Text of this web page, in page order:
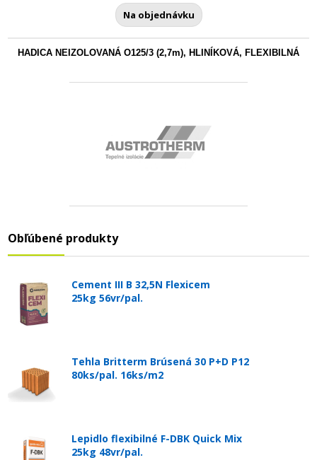
Na objednávku
HADICA NEIZOLOVANÁ O125/3 (2,7m), HLINÍKOVÁ, FLEXIBILNÁ
Obľúbené produkty
Cement III B 32,5N Flexicem
25kg 56vr/pal.
Tehla Britterm Brúsená 30 P+D P12
80ks/pal. 16ks/m2
Lepidlo flexibilné F-DBK Quick Mix
25kg 48vr/pal.